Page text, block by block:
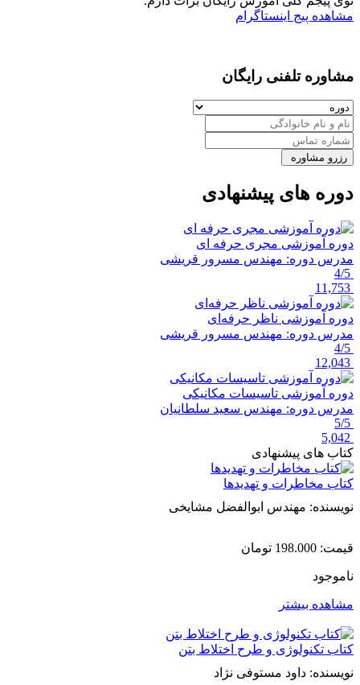
مشاهده پیج اینستاگرام
مشاوره تلفنی رایگان
رزرو مشاوره
دوره های پیشنهادی
دوره آموزشی مجری حرفه ای
مدرس دوره: مهندس مسرور قریشی
4/5
11,753
دوره آموزشی ناظر حرفه‌ای
مدرس دوره: مهندس مسرور قریشی
4/5
12,043
دوره آموزشی تاسیسات مکانیکی
مدرس دوره: مهندس سعید سلطانیان
5/5
5,042
کتاب های پیشنهادی
کتاب مخاطرات و تهدیدها
نویسنده: مهندس ابوالفضل مشایخی
قیمت: 198.000 تومان
ناموجود
مشاهده بیشتر
کتاب تکنولوژی و طرح اختلاط بتن
نویسنده: داود مستوفی نژاد